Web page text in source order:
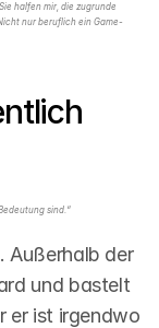
halfen mir, die zugrunde
nur beruflich ein Game-
sind.“
Außerhalb der
und bastelt
er ist irgendwo